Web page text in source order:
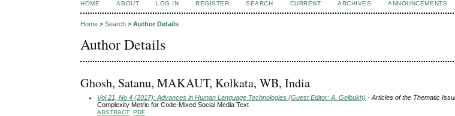
HOME ABOUT LOG IN REGISTER SEARCH CURRENT ARCHIVES ANNOUNCEMENTS
Home >Search >Author Details
Author Details
Ghosh, Satanu, MAKAUT, Kolkata, WB, India
Vol 21, No 4 (2017): Advances in Human Language Technologies (Guest Editor: A. Gelbukh) - Articles of the Thematic
Complexity Metric for Code-Mixed Social Media Text
ABSTRACT PDF